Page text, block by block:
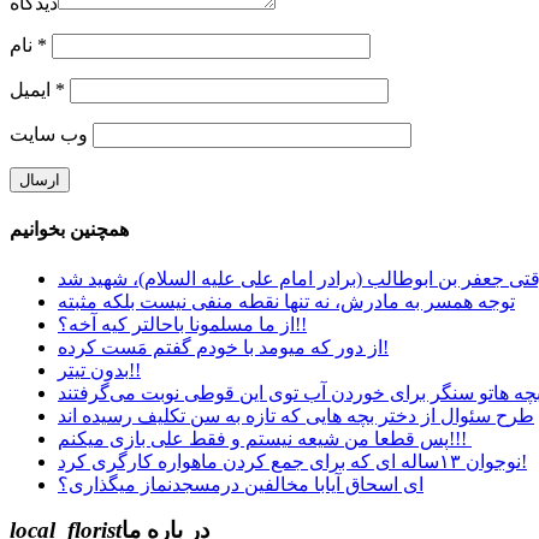
*
*
وب‌ سایت
همچنین بخوانیم
جعفر بن ابوطالب (برادر امام علی علیه السلام)، شهید شد
توجه همسر به مادرش، نه تنها نقطه منفی نیست بلکه مثبته
از ما مسلمونا باحالتر کیه آخه؟!!
از دور که میومد با خودم گفتم مَست کرده!
بدون تیتر!!
طرح سئوال از دختر بچه هایی که تازه به سن تکلیف رسیده اند
پس قطعا من شیعه نیستم و فقط علی بازی میکنم!!!
نوجوان ۱۳ساله ای که برای جمع کردن ماهواره کارگری کرد!
ای اسحاق آیابا مخالفین درمسجدنماز میگذاری؟
local_floristدر باره ما